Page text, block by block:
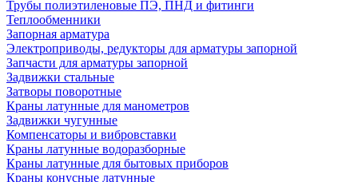
Трубы полиэтиленовые ПЭ, ПНД и фитинги
Теплообменники
Запорная арматура
Электроприводы, редукторы для арматуры запорной
Запчасти для арматуры запорной
Задвижки стальные
Затворы поворотные
Краны латунные для манометров
Задвижки чугунные
Компенсаторы и вибровставки
Краны латунные водоразборные
Краны латунные для бытовых приборов
Краны конусные латунные